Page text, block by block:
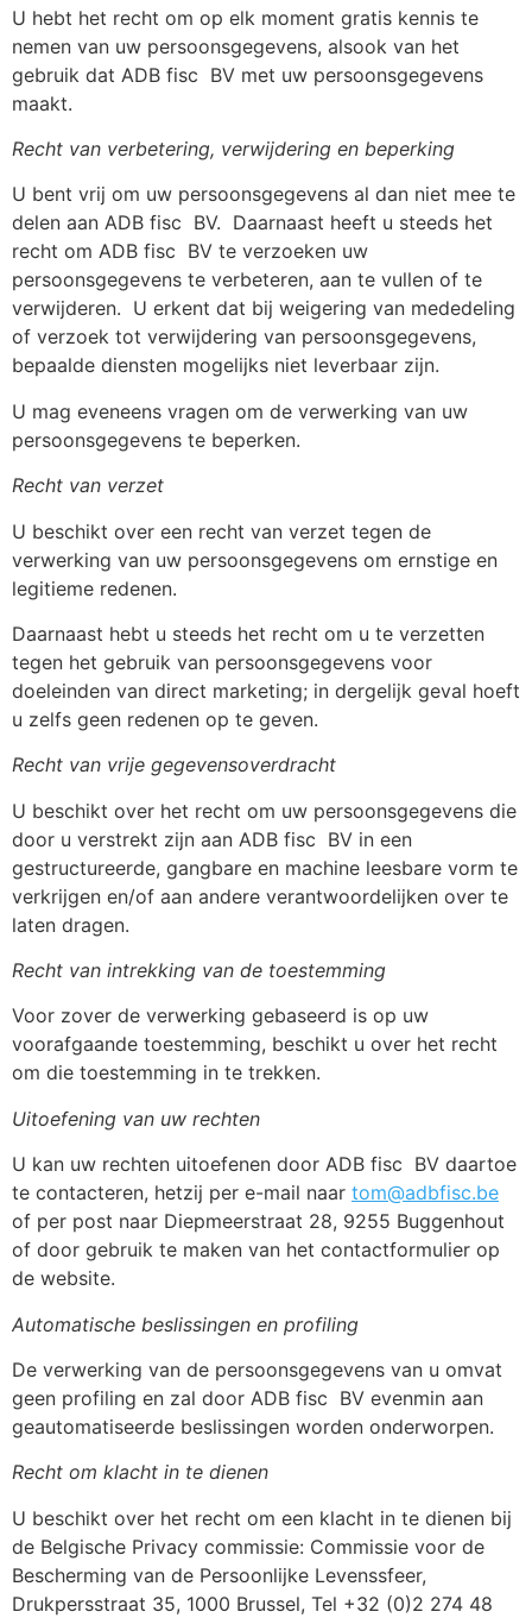
U hebt het recht om op elk moment gratis kennis te
nemen van uw persoonsgegevens, alsook van het
gebruik dat ADB fisc BV met uw persoonsgegevens
maakt.
Recht van verbetering, verwijdering en beperking
U bent vrij om uw persoonsgegevens al dan niet mee te
delen aan ADB fisc BV. Daarnaast heeft u steeds het
recht om ADB fisc BV te verzoeken uw
persoonsgegevens te verbeteren, aan te vullen of te
verwijderen. U erkent dat bij weigering van mededeling
of verzoek tot verwijdering van persoonsgegevens,
bepaalde diensten mogelijks niet leverbaar zijn.
U mag eveneens vragen om de verwerking van uw
persoonsgegevens te beperken.
Recht van verzet
U beschikt over een recht van verzet tegen de
verwerking van uw persoonsgegevens om ernstige en
legitieme redenen.
Daarnaast hebt u steeds het recht om u te verzetten
tegen het gebruik van persoonsgegevens voor
doeleinden van direct marketing; in dergelijk geval hoeft
u zelfs geen redenen op te geven.
Recht van vrije gegevensoverdracht
U beschikt over het recht om uw persoonsgegevens die
door u verstrekt zijn aan ADB fisc BV in een
gestructureerde, gangbare en machine leesbare vorm te
verkrijgen en/of aan andere verantwoordelijken over te
laten dragen.
Recht van intrekking van de toestemming
Voor zover de verwerking gebaseerd is op uw
voorafgaande toestemming, beschikt u over het recht
om die toestemming in te trekken.
Uitoefening van uw rechten
U kan uw rechten uitoefenen door ADB fisc BV daartoe
te contacteren, hetzij per e-mail naar tom@adbfisc.be
of per post naar Diepmeerstraat 28, 9255 Buggenhout
of door gebruik te maken van het contactformulier op
de website.
Automatische beslissingen en profiling
De verwerking van de persoonsgegevens van u omvat
geen profiling en zal door ADB fisc BV evenmin aan
geautomatiseerde beslissingen worden onderworpen.
Recht om klacht in te dienen
U beschikt over het recht om een klacht in te dienen bij
de Belgische Privacy commissie: Commissie voor de
Bescherming van de Persoonlijke Levenssfeer,
Drukpersstraat 35, 1000 Brussel, Tel +32 (0)2 274 48